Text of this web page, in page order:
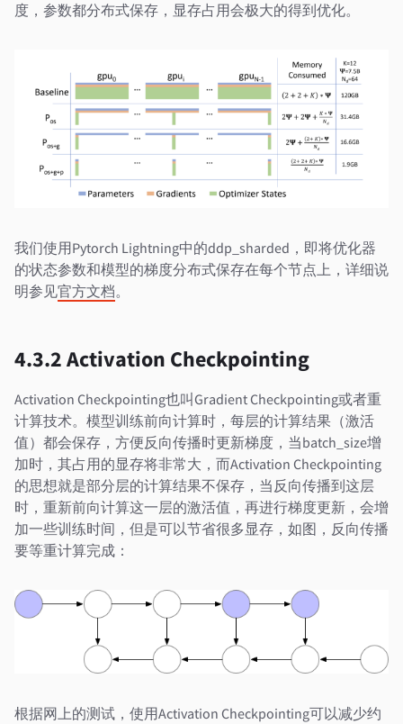
度，参数都分布式保存，显存占用会极大的得到优化。
我们使用Pytorch Lightning中的ddp_sharded，即将优化器
的状态参数和模型的梯度分布式保存在每个节点上，详细说
明参见官方文档。
4.3.2 Activation Checkpointing
Activation Checkpointing也叫Gradient Checkpointing或者重
计算技术。模型训练前向计算时，每层的计算结果（激活
值）都会保存，方便反向传播时更新梯度，当batch_size增
加时，其占用的显存将非常大，而Activation Checkpointing
的思想就是部分层的计算结果不保存，当反向传播到这层
时，重新前向计算这一层的激活值，再进行梯度更新，会增
加一些训练时间，但是可以节省很多显存，如图，反向传播
要等重计算完成：
根据网上的测试，使用Activation Checkpointing可以减少约